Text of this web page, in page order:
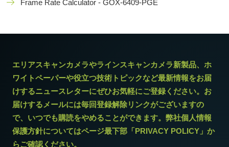
Frame Rate Calculator - GOX-6409-PGE
エリアスキャンカメラやラインスキャンカメラ新製品、ホ
ワイトペーパーや役立つ技術トピックなど最新情報をお届
けするニュースレターにぜひお気軽にご登録ください。お
届けするメールには毎回登録解除リンクがございますの
で、いつでも購読をやめることができます。弊社個人情報
保護方針についてはページ最下部「PRIVACY POLICY」か
らご確認ください。